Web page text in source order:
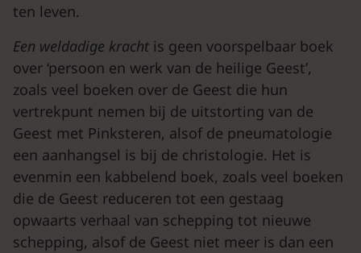
ten leven.
Een weldadige kracht is geen voorspelbaar boek
over ‘persoon en werk van de heilige Geest’,
zoals veel boeken over de Geest die hun
vertrekpunt nemen bij de uitstorting van de
Geest met Pinksteren, alsof de pneumatologie
een aanhangsel is bij de christologie. Het is
evenmin een kabbelend boek, zoals veel boeken
die de Geest reduceren tot een gestaag
opwaarts verhaal van schepping tot nieuwe
schepping, alsof de Geest niet meer is dan een